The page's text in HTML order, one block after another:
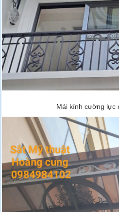
Mái kính cường lực